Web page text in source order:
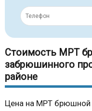
Стоимость МРТ
забрюшинного
районе
Цена на МРТ брюшной